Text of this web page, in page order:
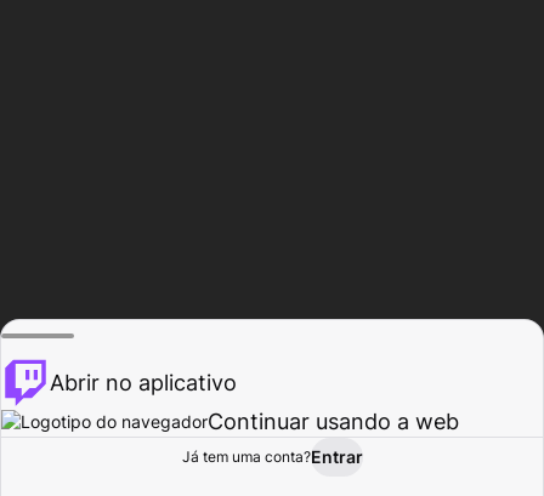
Procurar Atividade
Abrir no aplicativo
Continuar usando a web
Já tem uma conta?Entrar